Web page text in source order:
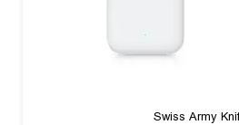
Swiss Army